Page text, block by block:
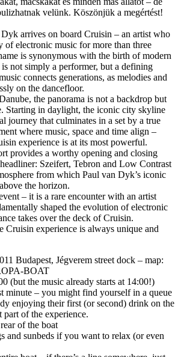
velünk. Köszönjük a megértést!
arrives on board Cruisin – an artist who
of electronic music for more than three
is synonymous with the birth of modern
not simply a performer, but a defining
connects generations, as melodies and
on the dancefloor.
the panorama is not a backdrop but
Starting in daylight, the iconic city skyline
journey that culminates in a set by a true
where music, space and time align –
experience is at its most powerful.
provides a worthy opening and closing
Szeifert, Tebron and Low Contrast
from which Paul van Dyk’s iconic
the horizon.
– it is a rare encounter with an artist
shaped the evolution of electronic
takes over the deck of Cruisin.
Cruisin experience is always unique and
Budapest, Jégverem street dock – map:
BOAT
(but the music already starts at 14:00!)
minute – you might find yourself in a queue
enjoying their first (or second) drink on the
part of the experience.
of the boat
and sunbeds if you want to relax (or even